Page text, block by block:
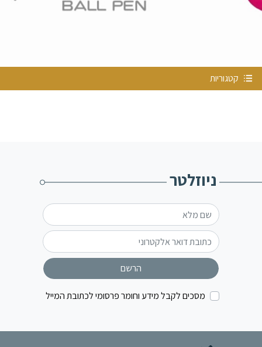
קטגוריות
ניוזלטר
הרשם
מסכים לקבל מידע וחומר פרסומי לכתובת המייל